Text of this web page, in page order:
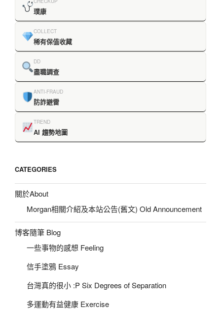
璞康
COLLECT
稀有保值收藏
DD
盡職調查
ANTI-FRAUD
防詐避雷
TREND
AI 趨勢地圖
CATEGORIES
關於About
Morgan相關介紹及本站公告(舊文) Old Announcement
博客隨筆 Blog
一些事物的感想 Feeling
信手塗鴉 Essay
台灣真的很小 :P Six Degrees of Separation
多運動有益健康 Exercise